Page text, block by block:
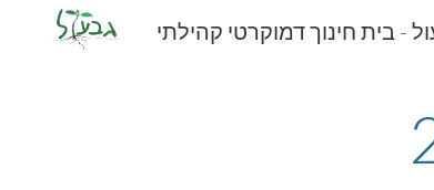
- בית חינוך דמוקרטי קהילתי